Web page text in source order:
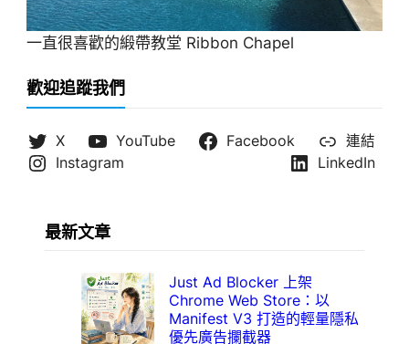
一直很喜歡的緞帶教堂 Ribbon Chapel
歡迎追蹤我們
X YouTube Facebook
連結
Instagram
LinkedIn
最新文章
Just Ad Blocker 上架
Chrome Web Store：以
Manifest V3 打造的輕量隱私
優先廣告攔截器